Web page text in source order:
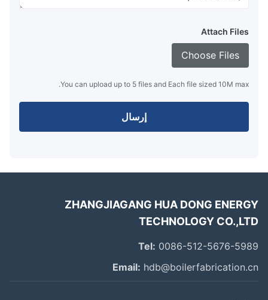
Attach Files
Choose Files
You can upload up to 5 files and Each file sized 10M max.
إرسال
ZHANGJIAGANG HUA DONG
TECHNOLOGY
Tel:0086-512-5676-
Email: